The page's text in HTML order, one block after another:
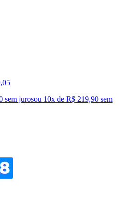
,05
sem jurosou 10x de R$ 219,90 sem